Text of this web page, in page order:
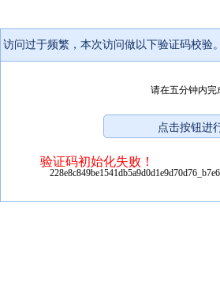
访问过于频繁，本次访问做以下验证码校验。
请在五分钟内完
验证码初始化失败！